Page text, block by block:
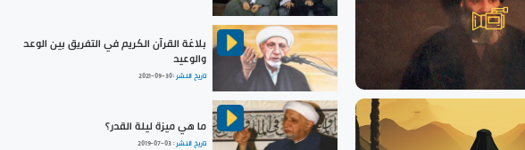
بلاغة القرآن الكريم في التفريق بين الوعد
والوعيد
تاريخ النشر :2021-09-30
ما هي ميزة ليلة القدر؟
تاريخ النشر :2019-07-03